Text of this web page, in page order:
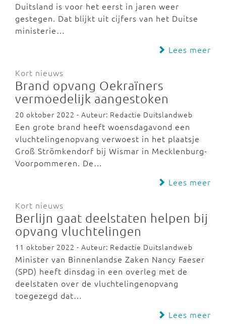
Duitsland is voor het eerst in jaren weer
gestegen. Dat blijkt uit cijfers van het Duitse
ministerie…
Lees meer
Kort nieuws
Brand opvang Oekraïners
vermoedelijk aangestoken
20 oktober 2022 - Auteur: Redactie Duitslandweb
Een grote brand heeft woensdagavond een
vluchtelingenopvang verwoest in het plaatsje
Groß Strömkendorf bij Wismar in Mecklenburg-
Voorpommeren. De…
Lees meer
Kort nieuws
Berlijn gaat deelstaten helpen bij
opvang vluchtelingen
11 oktober 2022 - Auteur: Redactie Duitslandweb
Minister van Binnenlandse Zaken Nancy Faeser
(SPD) heeft dinsdag in een overleg met de
deelstaten over de vluchtelingenopvang
toegezegd dat…
Lees meer